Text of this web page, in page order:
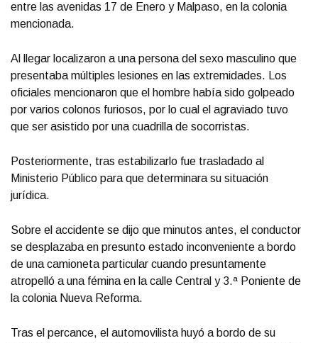
entre las avenidas 17 de Enero y Malpaso, en la colonia
mencionada.
Al llegar localizaron a una persona del sexo masculino que
presentaba múltiples lesiones en las extremidades. Los
oficiales mencionaron que el hombre había sido golpeado
por varios colonos furiosos, por lo cual el agraviado tuvo
que ser asistido por una cuadrilla de socorristas.
Posteriormente, tras estabilizarlo fue trasladado al
Ministerio Público para que determinara su situación
jurídica.
Sobre el accidente se dijo que minutos antes, el conductor
se desplazaba en presunto estado inconveniente a bordo
de una camioneta particular cuando presuntamente
atropelló a una fémina en la calle Central y 3.ª Poniente de
la colonia Nueva Reforma.
Tras el percance, el automovilista huyó a bordo de su